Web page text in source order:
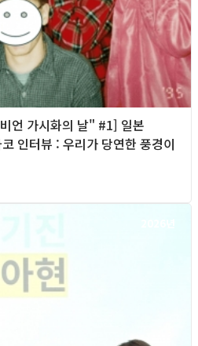
언 가시화의 날" #1] 일본
인터뷰 : 우리가 당연한 풍경이